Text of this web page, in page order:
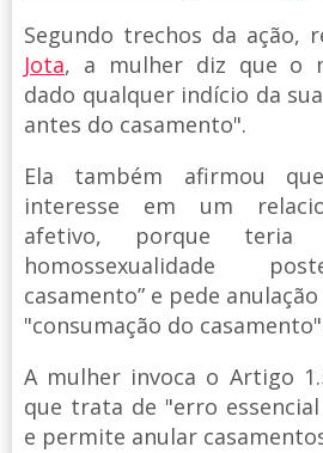
Segundo trechos da ação,
Jota, a mulher diz que o
dado qualquer indício da
antes do casamento".
Ela também afirmou
interesse em um
afetivo, porque teria
homossexualidade
casamento” e pede
"consumação do
A mulher invoca o Artigo
que trata de "erro
e permite anular